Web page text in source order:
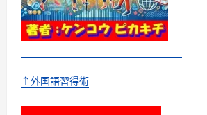
引
き
出
す
中
学
法
↑外国語習得術